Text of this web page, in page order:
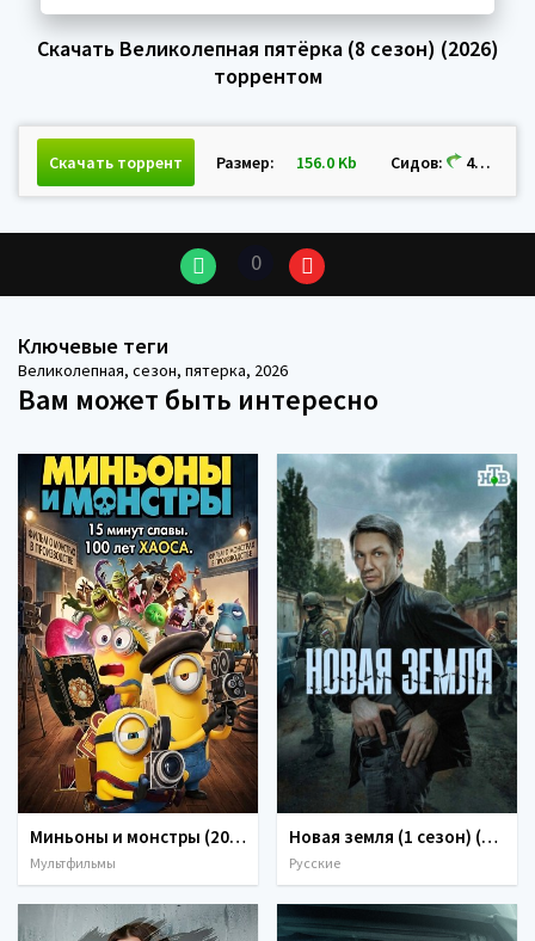
Скачать Великолепная пятёрка (8 сезон) (2026)
торрентом
Скачать торрент Размер: 156.0 Kb Сидов: 423 Пиров:
0
Ключевые теги
Великолепная, сезон, пятерка, 2026
Вам может быть интересно
Миньоны и монстры (2026)
Мультфильмы
Новая земля (1 сезон) (2026)
Русские